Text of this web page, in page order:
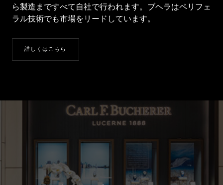
ら製造まですべて自社で行われます。ブヘラはペリフェ
ラル技術でも市場をリードしています。
詳しくはこちら